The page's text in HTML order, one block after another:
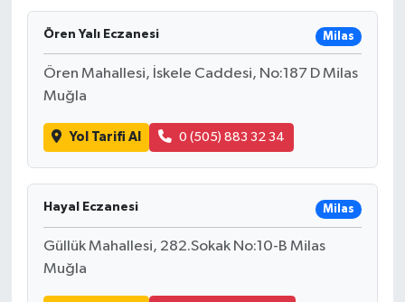
Ören Yalı Eczanesi Milas
Ören Mahallesi, İskele Caddesi, No:187 D Milas
Muğla
Yol Tarifi Al 0 (505) 883 32 34
Hayal Eczanesi Milas
Güllük Mahallesi, 282.Sokak No:10-B Milas
Muğla